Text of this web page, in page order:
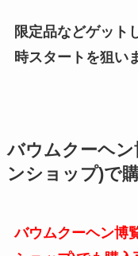
限定品などゲット
時スタートを狙い
バウムクーヘン
ンショップ)で
バウムクーヘン博